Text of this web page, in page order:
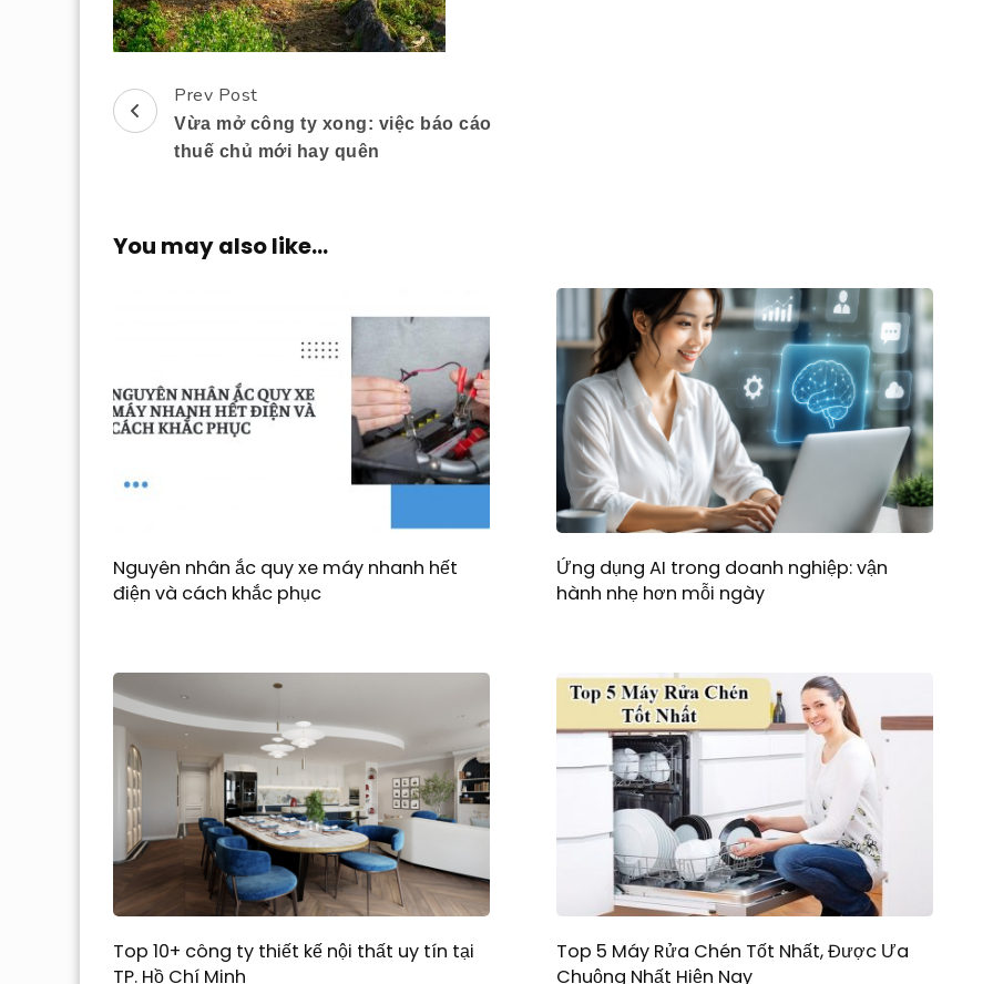
Post
Navigation
Prev Post
Vừa mở công ty xong: việc báo cáo
thuế chủ mới hay quên
You may also like...
Nguyên nhân ắc quy xe máy nhanh hết
điện và cách khắc phục
Ứng dụng AI trong doanh nghiệp: vận
hành nhẹ hơn mỗi ngày
Top 10+ công ty thiết kế nội thất uy tín tại
TP. Hồ Chí Minh
Top 5 Máy Rửa Chén Tốt Nhất, Được Ưa
Chuộng Nhất Hiện Nay